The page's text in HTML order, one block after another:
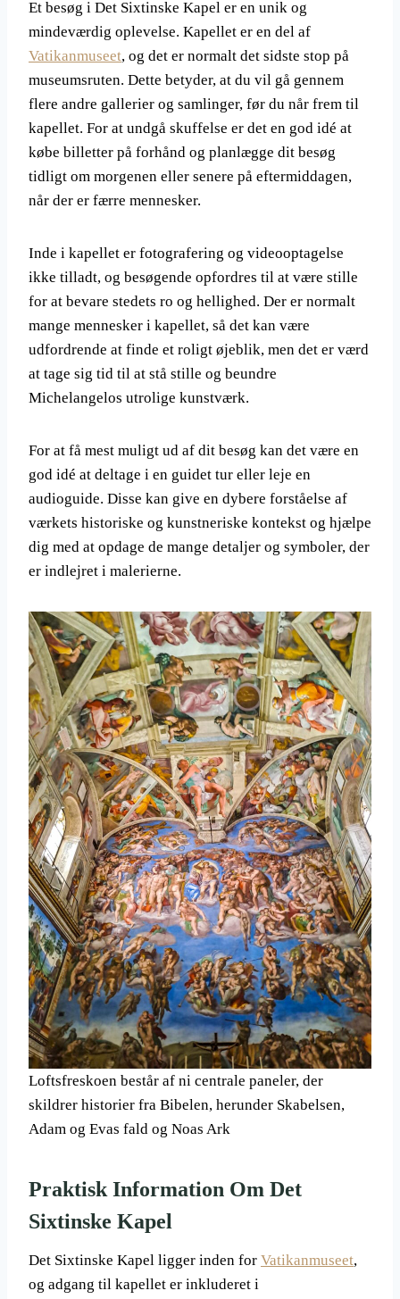
Et besøg i Det Sixtinske Kapel er en unik og
mindeværdig oplevelse. Kapellet er en del af
Vatikanmuseet, og det er normalt det sidste stop på
museumsruten. Dette betyder, at du vil gå gennem
flere andre gallerier og samlinger, før du når frem til
kapellet. For at undgå skuffelse er det en god idé at
købe billetter på forhånd og planlægge dit besøg
tidligt om morgenen eller senere på eftermiddagen,
når der er færre mennesker.
Inde i kapellet er fotografering og videooptagelse
ikke tilladt, og besøgende opfordres til at være stille
for at bevare stedets ro og hellighed. Der er normalt
mange mennesker i kapellet, så det kan være
udfordrende at finde et roligt øjeblik, men det er værd
at tage sig tid til at stå stille og beundre
Michelangelos utrolige kunstværk.
For at få mest muligt ud af dit besøg kan det være en
god idé at deltage i en guidet tur eller leje en
audioguide. Disse kan give en dybere forståelse af
værkets historiske og kunstneriske kontekst og hjælpe
dig med at opdage de mange detaljer og symboler, der
er indlejret i malerierne.
Loftsfreskoen består af ni centrale paneler, der
skildrer historier fra Bibelen, herunder Skabelsen,
Adam og Evas fald og Noas Ark
Praktisk Information Om Det
Sixtinske Kapel
Det Sixtinske Kapel ligger inden for Vatikanmuseet,
og adgang til kapellet er inkluderet i